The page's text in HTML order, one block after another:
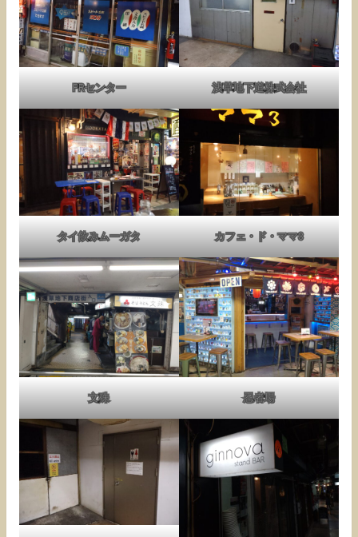
PRセンター 浅草地下道株式会社
タイ飲みムーガタ カフェ・ド・ママ3
文殊 忍者場